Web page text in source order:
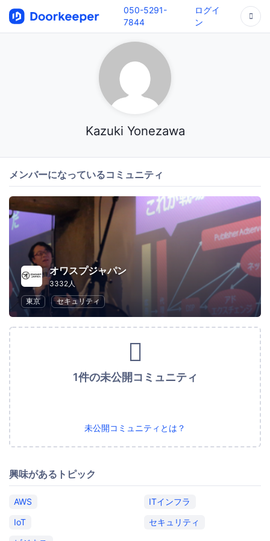
050-5291-
7844
ログイ
ン
Kazuki Yonezawa
メンバーになっているコミュニティ
オワスプジャパン
3332人
東京
セキュリティ
1件の未公開コミュニティ
未公開コミュニティとは？
興味があるトピック
AWS
ITインフラ
IoT
セキュリティ